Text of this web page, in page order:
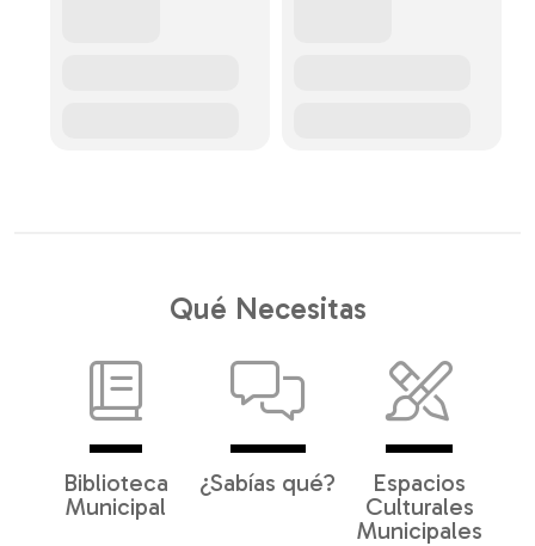
Qué Necesitas
Biblioteca
Municipal
¿Sabías qué?
Espacios
Culturales
Municipales